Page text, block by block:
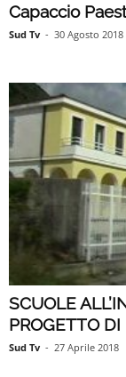
Capaccio
Sud Tv - 30 Agosto 2018
SCUOLE
PROGETTO
Sud Tv - 27 Aprile 2018